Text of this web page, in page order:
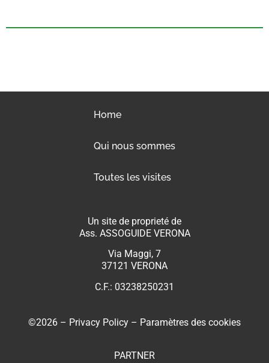
Home
Qui nous sommes
Toutes les visites
Un site de proprieté de
Ass. ASSOGUIDE VERONA
Via Maggi, 7
37121 VERONA
C.F.: 03238250231
©2026 – Privacy Policy – Paramètres des cookies
PARTNER